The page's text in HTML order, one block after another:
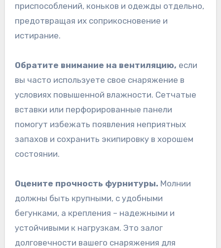
приспособлений, коньков и одежды отдельно,
предотвращая их соприкосновение и
истирание.
Обратите внимание на вентиляцию, если
вы часто используете свое снаряжение в
условиях повышенной влажности. Сетчатые
вставки или перфорированные панели
помогут избежать появления неприятных
запахов и сохранить экипировку в хорошем
состоянии.
Оцените прочность фурнитуры. Молнии
должны быть крупными, с удобными
бегунками, а крепления – надежными и
устойчивыми к нагрузкам. Это залог
долговечности вашего снаряжения для